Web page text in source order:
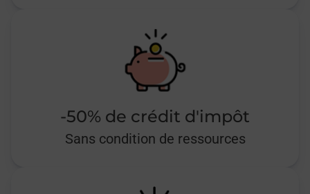
-50% de crédit d'impôt
Sans condition de ressources